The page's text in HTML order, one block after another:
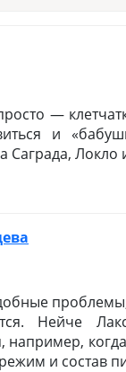
—
и
Саграда,
Нейче
и состав